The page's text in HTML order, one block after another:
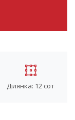
Ділянка: 12 сот